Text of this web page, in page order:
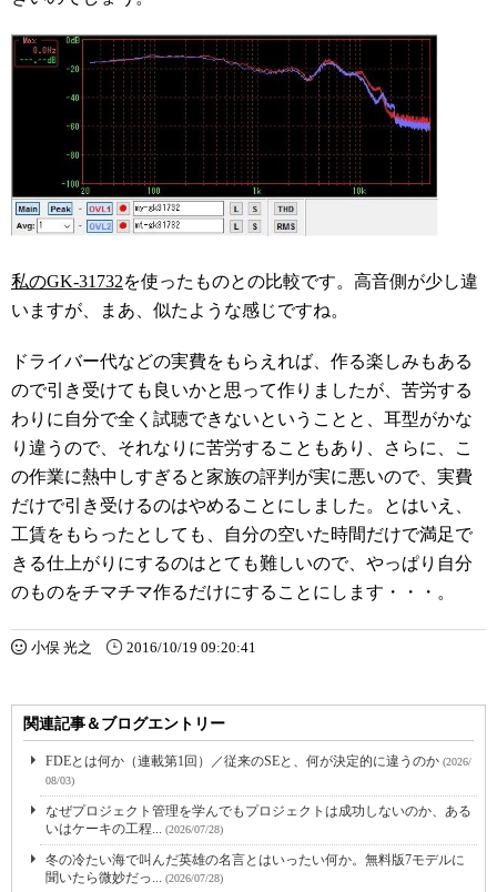
私のGK-31732を使ったものとの比較です。高音側が少し違
いますが、まあ、似たような感じですね。
ドライバー代などの実費をもらえれば、作る楽しみもある
ので引き受けても良いかと思って作りましたが、苦労する
わりに自分で全く試聴できないということと、耳型がかな
り違うので、それなりに苦労することもあり、さらに、こ
の作業に熱中しすぎると家族の評判が実に悪いので、実費
だけで引き受けるのはやめることにしました。とはいえ、
工賃をもらったとしても、自分の空いた時間だけで満足で
きる仕上がりにするのはとても難しいので、やっぱり自分
のものをチマチマ作るだけにすることにします・・・。
小俣 光之 2016/10/19 09:20:41
関連記事＆ブログエントリー
FDEとは何か（連載第1回）／従来のSEと、何が決定的に違うのか (2026/
08/03)
なぜプロジェクト管理を学んでもプロジェクトは成功しないのか、ある
いはケーキの工程... (2026/07/28)
冬の冷たい海で叫んだ英雄の名言とはいったい何か。無料版7モデルに
聞いたら微妙だっ... (2026/07/28)